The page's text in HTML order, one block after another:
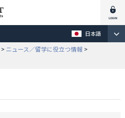
日本語
> ニュース／留学に役立つ情報 >